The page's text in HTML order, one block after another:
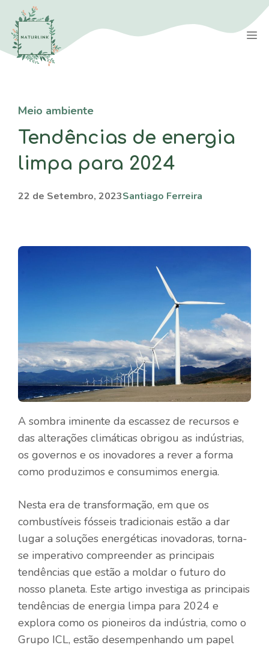
Saltar
para
conteúdo
Meio ambiente
Tendências de energia
limpa para 2024
22 de Setembro, 2023Santiago Ferreira
A sombra iminente da escassez de recursos e
das alterações climáticas obrigou as indústrias,
os governos e os inovadores a rever a forma
como produzimos e consumimos energia.
Nesta era de transformação, em que os
combustíveis fósseis tradicionais estão a dar
lugar a soluções energéticas inovadoras, torna-
se imperativo compreender as principais
tendências que estão a moldar o futuro do
nosso planeta. Este artigo investiga as principais
tendências de energia limpa para 2024 e
explora como os pioneiros da indústria, como o
Grupo ICL, estão desempenhando um papel